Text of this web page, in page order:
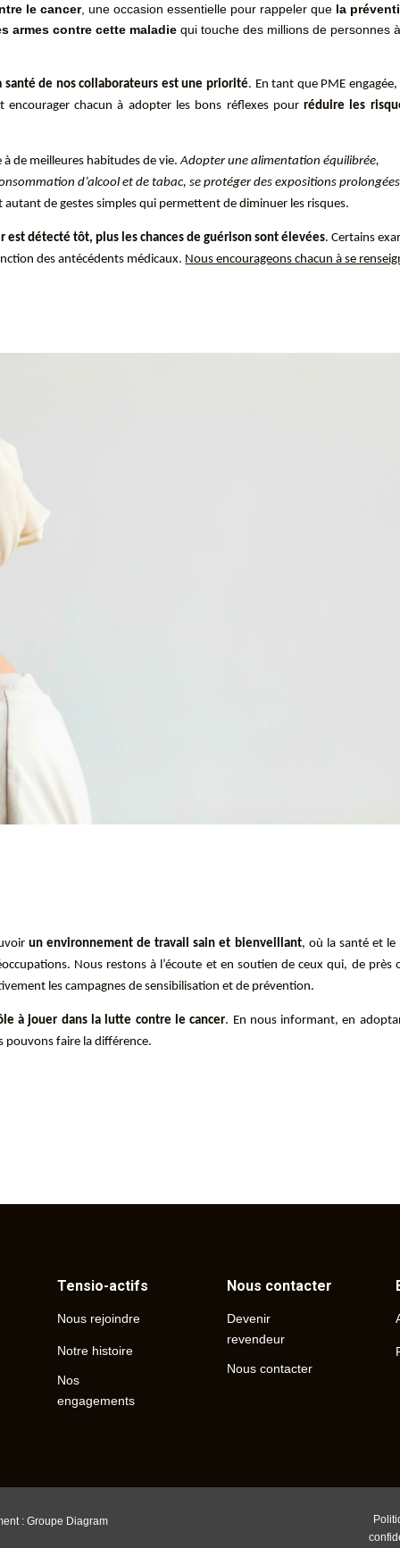
le cancer, une occasion essentielle pour rappeler que la
armes contre cette maladie qui touche des millions de personnes
santé de nos collaborateurs est une priorité. En tant que PME
chacun à adopter les bons réflexes pourréduire les
de meilleures habitudes de vie. Adopter une alimentation équilibrée,
d’alcool et de tabac, se protéger des expositions
autant de gestes simples qui permettent de diminuer les risques.
est détecté tôt, plus les chances de guérison sont élevées. Certains
des antécédents médicaux. Nous encourageons chacun à se
un environnement de travail sain et bienveillant, où la santé et le
Nous restons à l’écoute et en soutien de ceux qui, de près
les campagnes de sensibilisation et de prévention.
à jouer dans la lutte contre le cancer. En nous informant, en
pouvons faire la différence.
Tensio-actifs
Nous rejoindre
Notre histoire
Nos
engagements
Nous contacter
Devenir
revendeur
Nous contacter
: Groupe Diagram